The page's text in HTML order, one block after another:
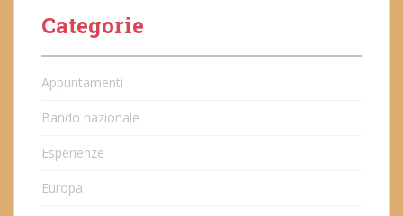
Categorie
Appuntamenti
Bando nazionale
Esperienze
Europa